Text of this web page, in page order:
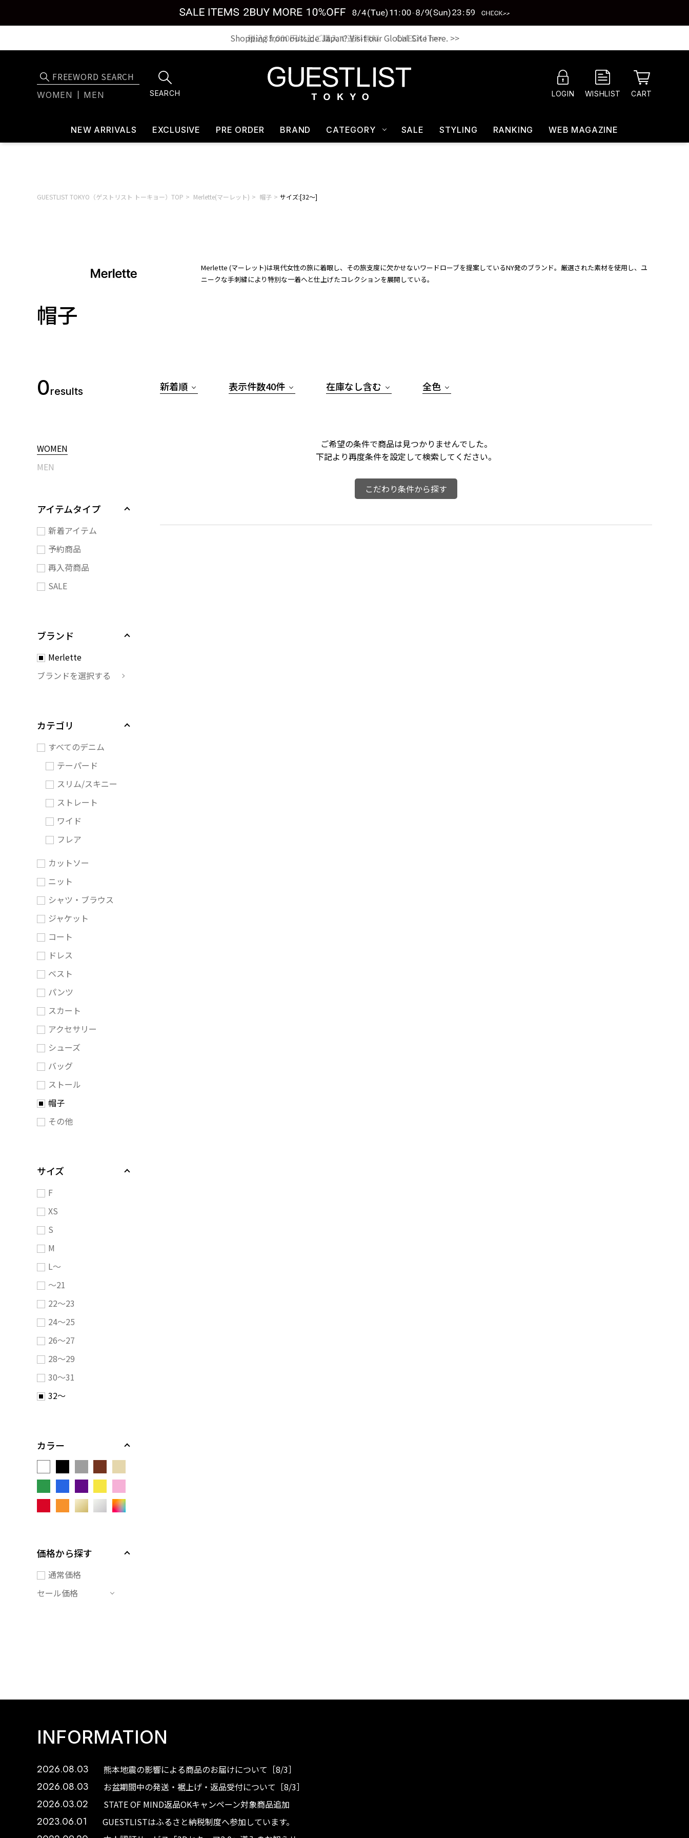
税込33,000円以上ご購入で送料無料 CHECK IT>>
WOMEN MEN SEARCH LOGIN WISHLIST CART
NEW ARRIVALS EXCLUSIVE PRE ORDER BRAND CATEGORY SALE STYLING RANKING WEB MAGAZINE
GUESTLIST TOKYO（ゲストリスト トーキョー）TOP Merlette(マーレット) 帽子 サイズ:[32～]
Merlette (マーレット)は現代女性の旅に着眼し、その旅支度に欠かせないワードローブを提案しているNY発のブランド。厳選された素材を使用し、ユ
ニークな手刺繍により特別な一着へと仕上げたコレクションを展開している。
帽子
0results
WOMEN
MEN
アイテムタイプ
新着アイテム
予約商品
再入荷商品
SALE
ブランド
Merlette
ブランドを選択する
カテゴリ
すべてのデニム
テーパード
スリム/スキニー
ストレート
ワイド
フレア
カットソー
ニット
シャツ・ブラウス
ジャケット
コート
ドレス
ベスト
パンツ
スカート
アクセサリー
シューズ
バッグ
ストール
帽子
その他
サイズ
F
XS
S
M
L～
～21
22～23
24～25
26～27
28～29
30～31
32～
カラー
価格から探す
通常価格
セール価格
新着順 表示件数40件 在庫なし含む 全色
ご希望の条件で商品は見つかりませんでした。
下記より再度条件を設定して検索してください。
こだわり条件から探す
INFORMATION
2026.08.03 熊本地震の影響による商品のお届けについて［8/3］
2026.08.03 お盆期間中の発送・裾上げ・返品受付について［8/3］
2026.03.02 STATE OF MIND返品OKキャンペーン対象商品追加
2023.06.01 GUESTLISTはふるさと納税制度へ参加しています。